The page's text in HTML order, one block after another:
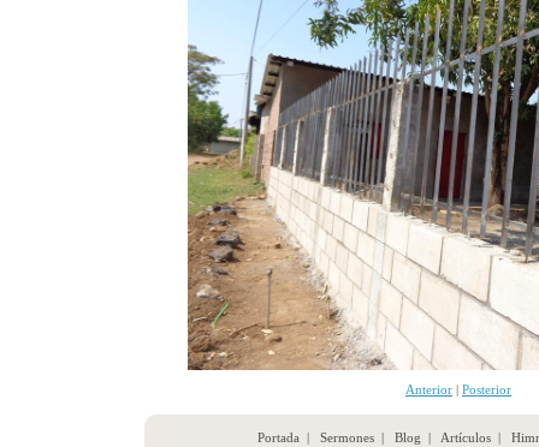
Anterior | Posterior
Portada | Sermones| Blog | Artículos|